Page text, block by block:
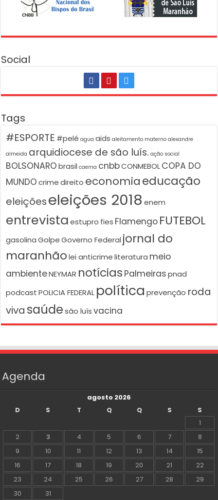
Social
Tags
#ESPORTE #pelé agua aids aleitamento materno alexandre
almeida arquidiocese de são luís. ação social
BOLSONARO brasil caema cnbbCONMEBOLCOPA DO
MUNDO crime direito economiaeducação
eleiçõeseleições 2018 enem
entrevista estupro fies Flamengo FUTEBOL
gasolina Golpe Governo Federal jornal do
maranhão lei anticrime literatura meio
ambienteNEYMAR notícias Palmeiras pnad
podcast POLICIA FEDERAL política prevenção roda
viva saúde são luís vacina
Agenda
agosto 2026
D
S T Q Q S
S
1
2
3 4 5 6 7
8
9
10 11 12 13 14
15
16
17 18 19 20 21
22
23
24 25 26 27 28
29
30
31